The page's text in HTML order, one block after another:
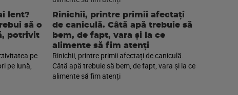
lent?
să o
potrivit
pe
pe lună,
Rinichii, printre primii afectați
de caniculă. Câtă apă trebuie să
bem, de fapt, vara și la ce
alimente să fim atenți
Rinichii, printre primii afectați de caniculă.
Câtă apă trebuie să bem, de fapt, vara și la ce
alimente să fim atenți